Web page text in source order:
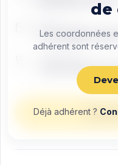
+33 0 00 00 00
de
Les coordonnées
adhérent sont
Déjà adhérent ?